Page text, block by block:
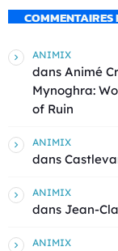
COMMENTAIRES
ANIMIX
dans Animé
Mynoghra:
of Ruin
ANIMIX
dans
ANIMIX
dans Jean-
ANIMIX